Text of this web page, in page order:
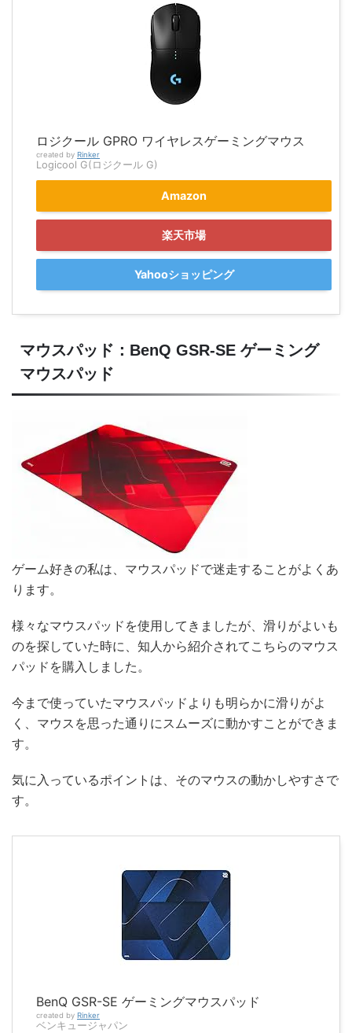
ロジクール GPRO ワイヤレスゲーミングマウス
created by Rinker
Logicool G(ロジクール G)
Amazon
楽天市場
Yahooショッピング
マウスパッド：BenQ GSR-SE ゲーミング
マウスパッド
ゲーム好きの私は、マウスパッドで迷走することがよくあ
ります。
様々なマウスパッドを使用してきましたが、滑りがよいも
のを探していた時に、知人から紹介されてこちらのマウス
パッドを購入しました。
今まで使っていたマウスパッドよりも明らかに滑りがよ
く、マウスを思った通りにスムーズに動かすことができま
す。
気に入っているポイントは、そのマウスの動かしやすさで
す。
BenQ GSR-SE ゲーミングマウスパッド
created by Rinker
ベンキュージャパン